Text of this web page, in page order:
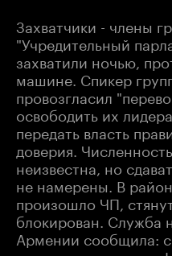
Захватчики - члены
"Учредительный
захватили ночью,
машине. Спикер
провозгласил
освободить их
передать власть
доверия.
неизвестна, но
не намерены. В
произошло ЧП,
блокирован. Служба
Армении сообщила: с